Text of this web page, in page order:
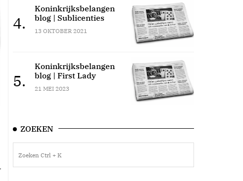
4.
Koninkrijksbelangen
blog | Sublicenties
13 OKTOBER 2021
5.
Koninkrijksbelangen
blog | First Lady
21 MEI 2023
ZOEKEN